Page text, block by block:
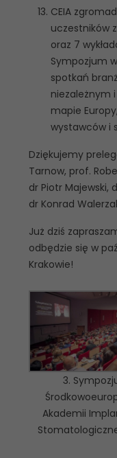
CEIA
uczestników
oraz 7
Sympozjum
spotkań
niezależnym
mapie
wystawców i
Dziękujemy
Tarnow, prof.
dr Piotr Majewski,
dr Konrad
Już dziś
odbędzie się w
Krakowie!
3.
Akademii